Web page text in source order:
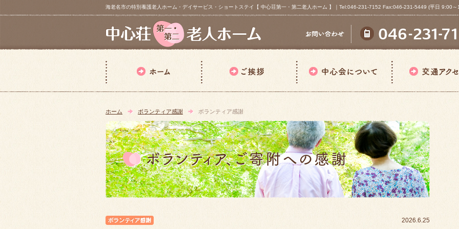
海老名市の特別養護老人ホーム・デイサービス・ショートステイ【 中心荘第一・第二老人ホーム 】｜Tel:046-231-7152 Fax:046-231-5449 (平日 9:00
ホーム ボランティア感謝 ボランティア感謝
2026.6.25